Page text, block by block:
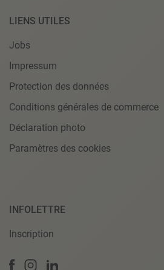
LIENS UTILES
Jobs
Impressum
Protection des données
Conditions générales de commerce
Déclaration photo
Paramètres des cookies
INFOLETTRE
Inscription